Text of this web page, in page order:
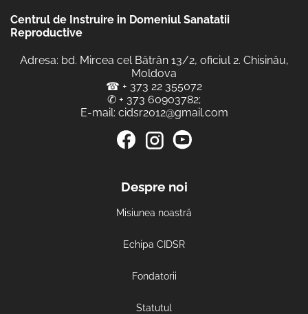
Centrul de Instruire in Domeniul Sanatatii
Reproductive
Adresa: bd. Mircea cel Bătrân 13/2, oficiul 2. Chisinău,
Moldova
☎ + 373 22 355072
✆ + 373 60903782;
E-mail: cidsr2012@gmail.com
Despre noi
Misiunea noastră
Echipa CIDSR
Fondatorii
Statutul